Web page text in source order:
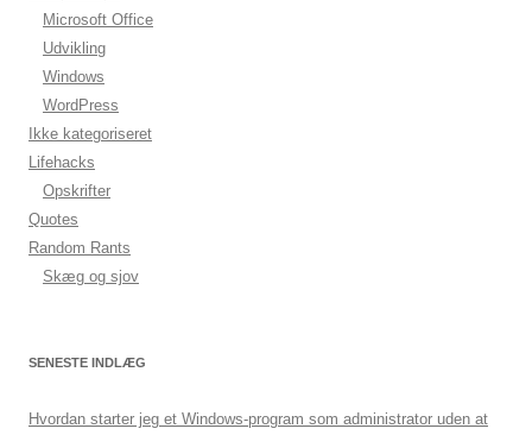
Microsoft Office
Udvikling
Windows
WordPress
Ikke kategoriseret
Lifehacks
Opskrifter
Quotes
Random Rants
Skæg og sjov
SENESTE INDLÆG
Hvordan starter jeg et Windows-program som administrator uden at